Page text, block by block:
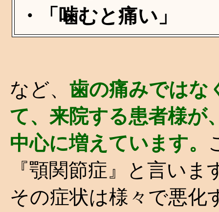
・「噛むと痛い」
など、 歯の痛みではな
て、来院する患者様が
中心に増えています。
『顎関節症』と言いま
その症状は様々で悪化